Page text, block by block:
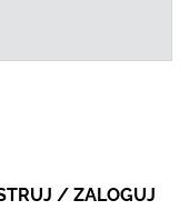
/ ZALOGUJ